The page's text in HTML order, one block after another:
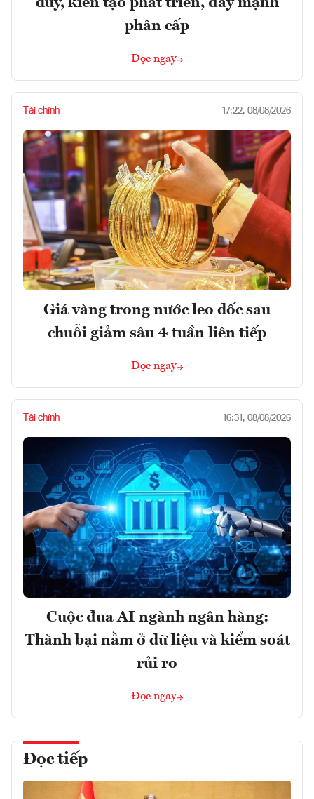
phân cấp
Đọc ngay
Tài chính 17:22, 08/08/2026
Giá vàng trong nước leo dốc sau
chuỗi giảm sâu 4 tuần liên tiếp
Đọc ngay
Tài chính 16:31, 08/08/2026
Cuộc đua AI ngành ngân hàng:
Thành bại nằm ở dữ liệu và kiểm soát
rủi ro
Đọc ngay
Đọc tiếp